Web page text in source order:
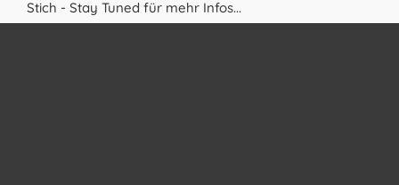
Stich - Stay Tuned für mehr Infos...